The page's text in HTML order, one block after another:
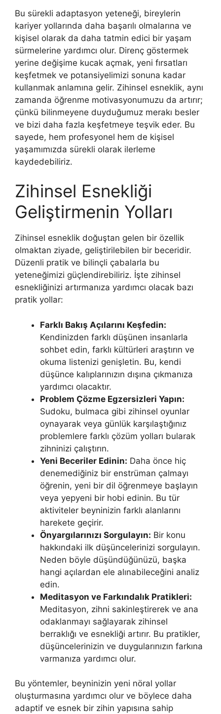
Bu sürekli adaptasyon yeteneği, bireylerin
kariyer yollarında daha başarılı olmalarına ve
kişisel olarak da daha tatmin edici bir yaşam
sürmelerine yardımcı olur. Direnç göstermek
yerine değişime kucak açmak, yeni fırsatları
keşfetmek ve potansiyelimizi sonuna kadar
kullanmak anlamına gelir. Zihinsel esneklik, aynı
zamanda öğrenme motivasyonumuzu da artırır;
çünkü bilinmeyene duyduğumuz merakı besler
ve bizi daha fazla keşfetmeye teşvik eder. Bu
sayede, hem profesyonel hem de kişisel
yaşamımızda sürekli olarak ilerleme
kaydedebiliriz.
Zihinsel Esnekliği
Geliştirmenin Yolları
Zihinsel esneklik doğuştan gelen bir özellik
olmaktan ziyade, geliştirilebilen bir beceridir.
Düzenli pratik ve bilinçli çabalarla bu
yeteneğimizi güçlendirebiliriz. İşte zihinsel
esnekliğinizi artırmanıza yardımcı olacak bazı
pratik yollar:
Farklı Bakış Açılarını Keşfedin:
Kendinizden farklı düşünen insanlarla
sohbet edin, farklı kültürleri araştırın ve
okuma listenizi genişletin. Bu, kendi
düşünce kalıplarınızın dışına çıkmanıza
yardımcı olacaktır.
Problem Çözme Egzersizleri Yapın:
Sudoku, bulmaca gibi zihinsel oyunlar
oynayarak veya günlük karşılaştığınız
problemlere farklı çözüm yolları bularak
zihninizi çalıştırın.
Yeni Beceriler Edinin: Daha önce hiç
denemediğiniz bir enstrüman çalmayı
öğrenin, yeni bir dil öğrenmeye başlayın
veya yepyeni bir hobi edinin. Bu tür
aktiviteler beyninizin farklı alanlarını
harekete geçirir.
Önyargılarınızı Sorgulayın: Bir konu
hakkındaki ilk düşüncelerinizi sorgulayın.
Neden böyle düşündüğünüzü, başka
hangi açılardan ele alınabileceğini analiz
edin.
Meditasyon ve Farkındalık Pratikleri:
Meditasyon, zihni sakinleştirerek ve ana
odaklanmayı sağlayarak zihinsel
berraklığı ve esnekliği artırır. Bu pratikler,
düşüncelerinizin ve duygularınızın farkına
varmanıza yardımcı olur.
Bu yöntemler, beyninizin yeni nöral yollar
oluşturmasına yardımcı olur ve böylece daha
adaptif ve esnek bir zihin yapısına sahip